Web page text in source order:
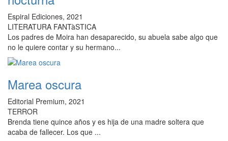
Espiral Ediciones, 2021
LITERATURA FANTàSTICA
Los padres de Moira han desaparecido, su abuela sabe algo que
no le quiere contar y su hermano...
Marea oscura
Editorial Premium, 2021
TERROR
Brenda tiene quince años y es hija de una madre soltera que
acaba de fallecer. Los que ...